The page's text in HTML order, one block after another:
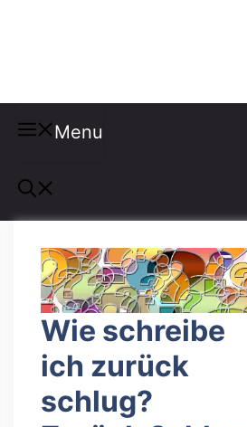
Menu
Wie schreibe
ich zurück
schlug?